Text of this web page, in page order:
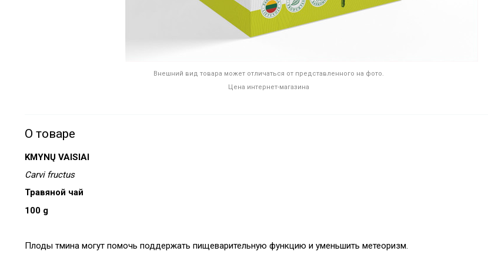
Внешний вид товара может отличаться от представленного на фото.
Цена интернет-магазина
О товаре
KMYNŲ VAISIAI
Carvi fructus
Травяной чай
100 g
Плоды тмина могут помочь поддержать пищеварительную функцию и уменьшить метеоризм.